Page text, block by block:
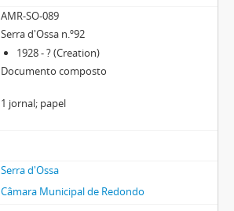
AMR-SO-089
Serra d'Ossa n.º92
1928 - ? (Creation)
Documento composto
1 jornal; papel
Serra d'Ossa
Câmara Municipal de Redondo